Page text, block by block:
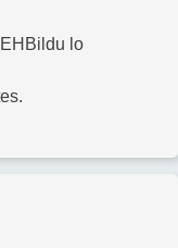
lo